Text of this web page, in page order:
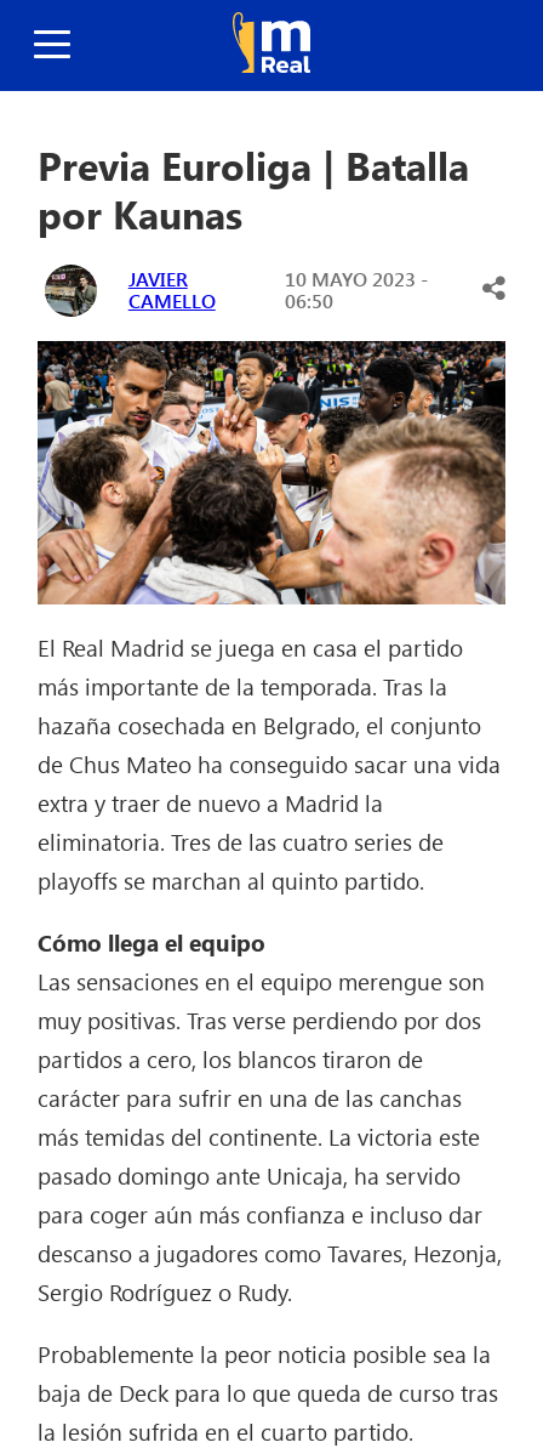
Previa Euroliga | Batalla
por Kaunas
JAVIER
CAMELLO
10 MAYO 2023 -
06:50
El Real Madrid se juega en casa el partido
más importante de la temporada. Tras la
hazaña cosechada en Belgrado, el conjunto
de Chus Mateo ha conseguido sacar una vida
extra y traer de nuevo a Madrid la
eliminatoria. Tres de las cuatro series de
playoffs se marchan al quinto partido.
Cómo llega el equipo
Las sensaciones en el equipo merengue son
muy positivas. Tras verse perdiendo por dos
partidos a cero, los blancos tiraron de
carácter para sufrir en una de las canchas
más temidas del continente. La victoria este
pasado domingo ante Unicaja, ha servido
para coger aún más confianza e incluso dar
descanso a jugadores como Tavares, Hezonja,
Sergio Rodríguez o Rudy.
Probablemente la peor noticia posible sea la
baja de Deck para lo que queda de curso tras
la lesión sufrida en el cuarto partido.